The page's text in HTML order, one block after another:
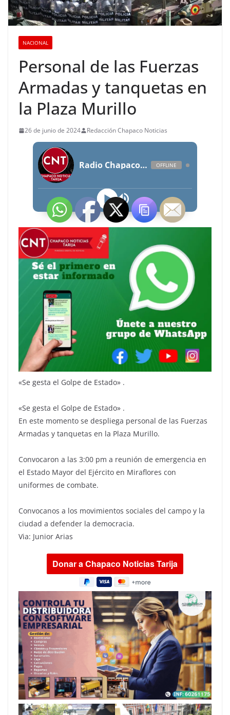
NACIONAL
Personal de las Fuerzas
Armadas y tanquetas en
la Plaza Murillo
26 de junio de 2024 Redacción Chapaco Noticias
Radio Chapaco Noticias Las 24 horas en vivo OFFLINE
«Se gesta el Golpe de Estado» .
«Se gesta el Golpe de Estado» .
En este momento se despliega personal de las Fuerzas
Armadas y tanquetas en la Plaza Murillo.
Convocaron a las 3:00 pm a reunión de emergencia en
el Estado Mayor del Ejército en Miraflores con
uniformes de combate.
Convocanos a los movimientos sociales del campo y la
ciudad a defender la democracia.
Via: Junior Arias